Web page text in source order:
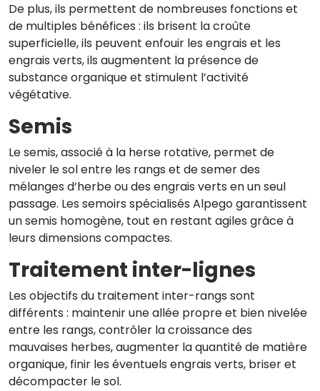
De plus, ils permettent de nombreuses fonctions et
de multiples bénéfices : ils brisent la croûte
superficielle, ils peuvent enfouir les engrais et les
engrais verts, ils augmentent la présence de
substance organique et stimulent l’activité
végétative.
Semis
Le semis, associé à la herse rotative, permet de
niveler le sol entre les rangs et de semer des
mélanges d’herbe ou des engrais verts en un seul
passage. Les semoirs spécialisés Alpego garantissent
un semis homogène, tout en restant agiles grâce à
leurs dimensions compactes.
Traitement inter-lignes
Les objectifs du traitement inter-rangs sont
différents : maintenir une allée propre et bien nivelée
entre les rangs, contrôler la croissance des
mauvaises herbes, augmenter la quantité de matière
organique, finir les éventuels engrais verts, briser et
décompacter le sol.